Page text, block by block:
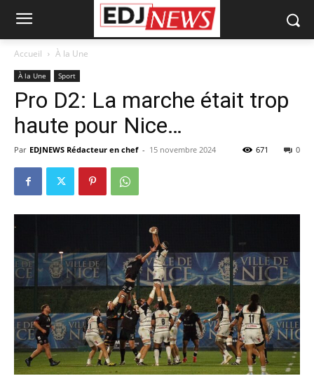
Accueil À la Une
À la Une Sport
Pro D2: La marche était trop
haute pour Nice…
Par EDJNEWS Rédacteur en chef - 15 novembre 2024 0
671